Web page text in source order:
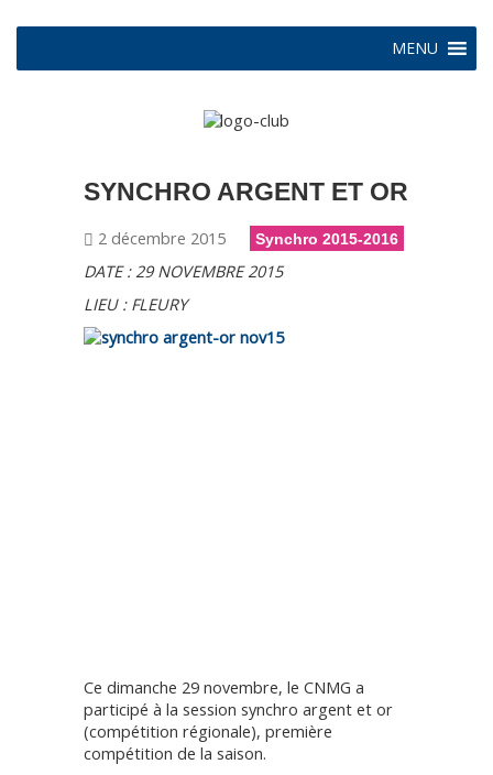
MENU
SYNCHRO ARGENT ET OR
2 décembre 2015 Synchro 2015-2016
DATE : 29 NOVEMBRE 2015
LIEU : FLEURY
Ce dimanche 29 novembre, le CNMG a
participé à la session synchro argent et or
(compétition régionale), première
compétition de la saison.